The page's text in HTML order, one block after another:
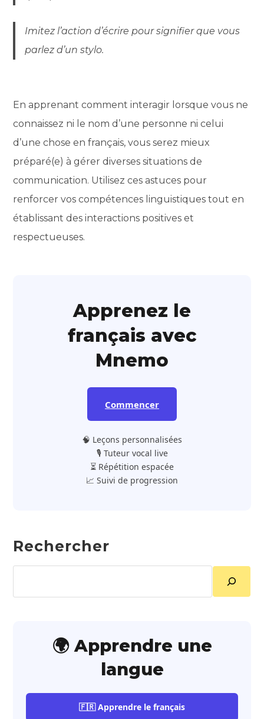
Imitez l’action d’écrire pour signifier que vous
parlez d’un stylo.
En apprenant comment interagir lorsque vous ne
connaissez ni le nom d’une personne ni celui
d’une chose en français, vous serez mieux
préparé(e) à gérer diverses situations de
communication. Utilisez ces astuces pour
renforcer vos compétences linguistiques tout en
établissant des interactions positives et
respectueuses.
Apprenez le
français avec
Mnemo
Commencer
🧠 Leçons personnalisées
🎙️ Tuteur vocal live
⏳ Répétition espacée
📈 Suivi de progression
Rechercher
🌍 Apprendre une
langue
🇫🇷 Apprendre le français